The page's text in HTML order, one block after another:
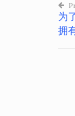
文
章
为
拥